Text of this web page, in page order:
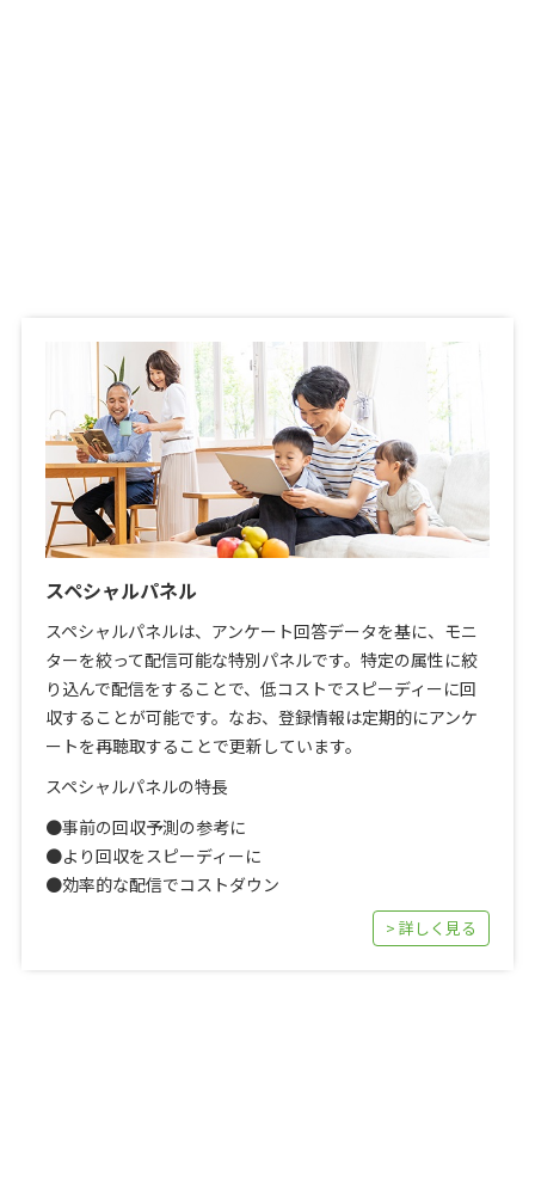
スペシャルパネル
スペシャルパネルは、アンケート回答データを基に、モニ
ターを絞って配信可能な特別パネルです。特定の属性に絞
り込んで配信をすることで、低コストでスピーディーに回
収することが可能です。なお、登録情報は定期的にアンケ
ートを再聴取することで更新しています。
スペシャルパネルの特長
●事前の回収予測の参考に
●より回収をスピーディーに
●効率的な配信でコストダウン
> 詳しく見る